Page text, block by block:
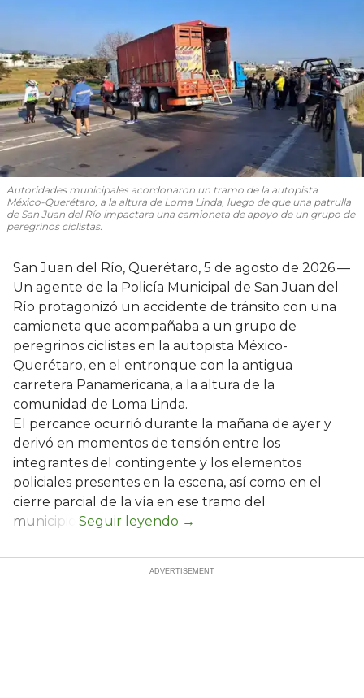
Autoridades municipales acordonaron un tramo de la autopista
México-Querétaro, a la altura de Loma Linda, luego de que una patrulla
de San Juan del Río impactara una camioneta de apoyo de un grupo de
peregrinos ciclistas.
San Juan del Río, Querétaro, 5 de agosto de 2026.—
Un agente de la Policía Municipal de San Juan del
Río protagonizó un accidente de tránsito con una
camioneta que acompañaba a un grupo de
peregrinos ciclistas en la autopista México-
Querétaro, en el entronque con la antigua
carretera Panamericana, a la altura de la
comunidad de Loma Linda.
El percance ocurrió durante la mañana de ayer y
derivó en momentos de tensión entre los
integrantes del contingente y los elementos
policiales presentes en la escena, así como en el
cierre parcial de la vía en ese tramo del
municipio.